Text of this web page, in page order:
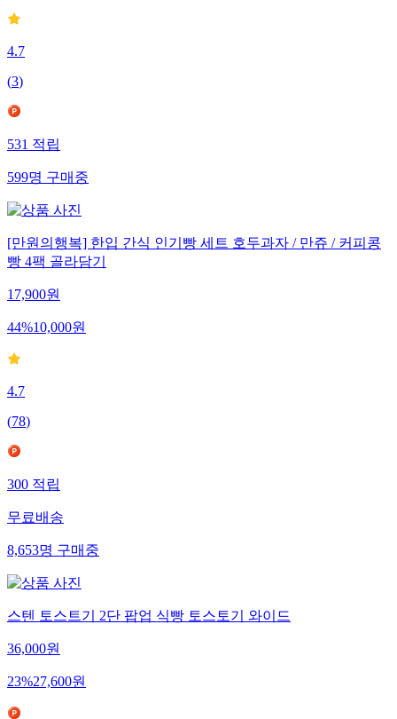
4.7
(3)
531적립
599명구매중
[만원의행복] 한입 간식 인기빵 세트 호두과자 / 만쥬 / 커피콩
빵 4팩 골라담기
17,900원
44%10,000원
4.7
(78)
300적립
무료배송
8,653명구매중
스텐 토스트기 2단 팝업 식빵 토스토기 와이드
36,000원
23%27,600원